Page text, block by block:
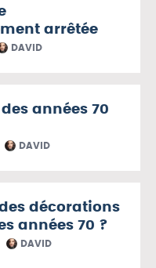
arrêtée
DAVID
années 70
DAVID
décorations
années 70 ?
DAVID